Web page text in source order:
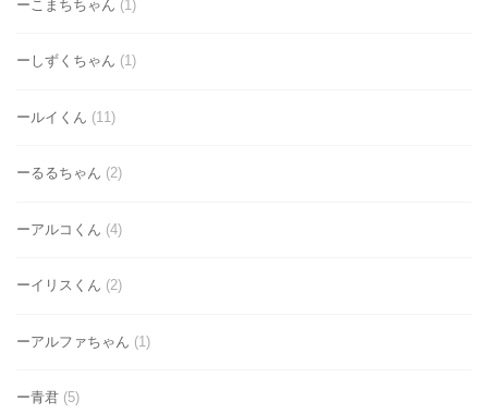
ーこまちちゃん (1)
ーしずくちゃん (1)
ールイくん (11)
ーるるちゃん (2)
ーアルコくん (4)
ーイリスくん (2)
ーアルファちゃん (1)
ー青君 (5)